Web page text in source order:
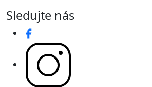
Sledujte nás